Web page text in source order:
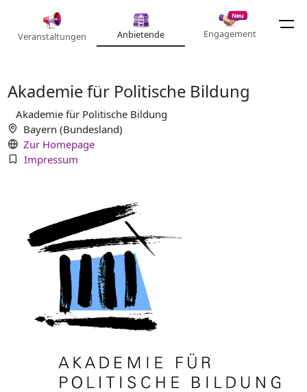
Veranstaltungen Anbietende
Neu
Engagement
Akademie für Politische Bildung
Akademie für Politische Bildung
Bayern (Bundesland)
Zur Homepage
Impressum